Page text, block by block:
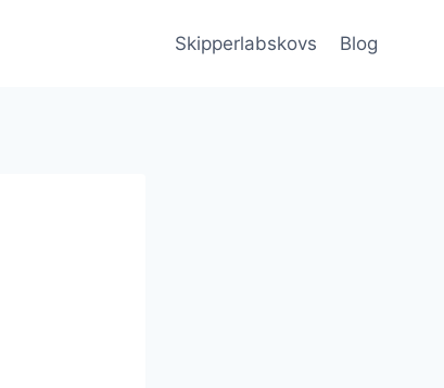
Skipperlabskovs Blog